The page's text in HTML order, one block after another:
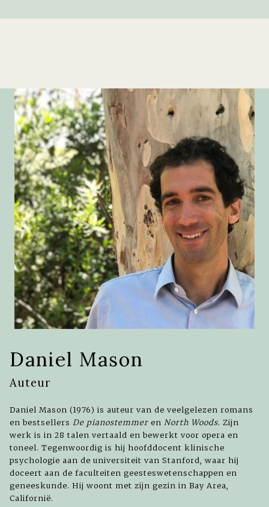
Daniel Mason
Auteur
Daniel Mason (1976) is auteur van de veelgelezen romans
en bestsellers De pianostemmer en North Woods. Zijn
werk is in 28 talen vertaald en bewerkt voor opera en
toneel. Tegenwoordig is hij hoofddocent klinische
psychologie aan de universiteit van Stanford, waar hij
doceert aan de faculteiten geesteswetenschappen en
geneeskunde. Hij woont met zijn gezin in Bay Area,
Californië.